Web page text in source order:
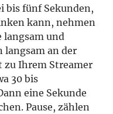
bis fünf Sekunden,
kann, nehmen
langsam und
langsam an der
zu Ihrem Streamer
30 bis
eine Sekunde
Pause, zählen